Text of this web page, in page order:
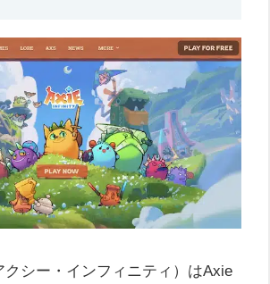
シー・インフィニティ）はAxie